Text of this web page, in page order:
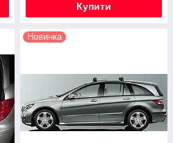
Купити
Новинка